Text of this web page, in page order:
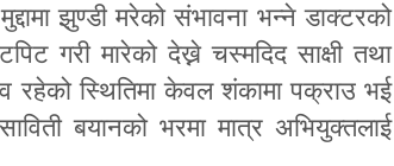
झुण्डी मरेको संभावना भन्ने डाक्टरको
गरी मारेको देख्ने चस्मदिद साक्षी तथा
रहेको स्थितिमा केवल शंकामा पक्राउ भई
बयानको भरमा मात्र अभियुक्तलाई